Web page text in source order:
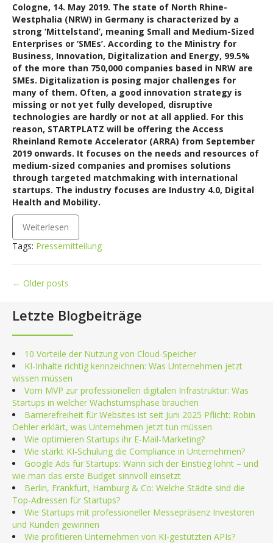
Cologne, 14. May 2019. The state of North Rhine-
Westphalia (NRW) in Germany is characterized by a
strong ‘Mittelstand’, meaning Small and Medium-Sized
Enterprises or ‘SMEs’. According to the Ministry for
Business, Innovation, Digitalization and Energy, 99.5%
of the more than 750,000 companies based in NRW are
SMEs. Digitalization is posing major challenges for
many of them. Often, a good innovation strategy is
missing or not yet fully developed, disruptive
technologies are hardly or not at all applied. For this
reason, STARTPLATZ will be offering the Access
Rheinland Remote Accelerator (ARRA) from September
2019 onwards. It focuses on the needs and resources of
medium-sized companies and promises solutions
through targeted matchmaking with international
startups. The industry focuses are Industry 4.0, Digital
Health and Mobility.
Weiterlesen
Tags: Pressemitteilung
Posts
← Older posts
Letzte Blogbeiträge
10 Vorteile der Nutzung von Cloud-Speicher
KI-Inhalte richtig kennzeichnen: Was Unternehmen jetzt
wissen müssen
Vom MVP zur professionellen digitalen Infrastruktur: Was
Startups in welcher Wachstumsphase brauchen
Barrierefreiheit für Websites ist seit Juni 2025 Pflicht: Robin
Oehler erklärt, was Unternehmen jetzt tun müssen
Wie optimieren Startups ihr E-Mail-Marketing?
Wie stärkt KI-Schulung die Compliance in Unternehmen?
Google Ads für Startups: Wann sich der Einstieg lohnt – und
wie man das erste Budget sinnvoll einsetzt
Berlin, Frankfurt, Hamburg & Co: Welche Städte sind die
Top-Adressen für Startups?
Wie Startups mit professioneller Messepräsenz Investoren
und Kunden gewinnen
Wie profitieren Unternehmen von KI-gestützten APIs?